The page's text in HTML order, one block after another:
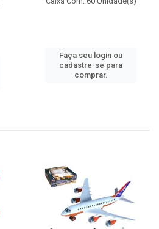
Faça seu login ou
cadastre-se para
comprar.